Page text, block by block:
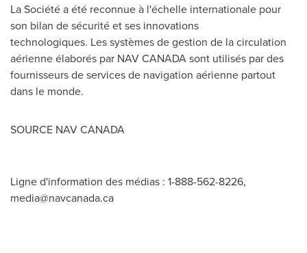
La Société a été reconnue à l'échelle internationale pour
son bilan de sécurité et ses innovations
technologiques. Les systèmes de gestion de la circulation
aérienne élaborés par NAV CANADA sont utilisés par des
fournisseurs de services de navigation aérienne partout
dans le monde.
SOURCE NAV CANADA
Ligne d'information des médias : 1-888-562-8226,
media@navcanada.ca